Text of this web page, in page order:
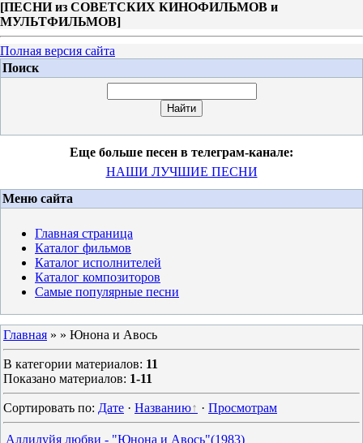
[ПЕСНИ из СОВЕТСКИХ КИНОФИЛЬМОВ и
МУЛЬТФИЛЬМОВ]
Полная версия сайта
Поиск
Еще больше песен в телеграм-канале:
НАШИ ЛУЧШИЕ ПЕСНИ
Меню сайта
Главная страница
Каталог фильмов
Каталог исполнителей
Каталог композиторов
Самые популярные песни
Главная » » Юнона и Авось
В категории материалов: 11
Показано материалов: 1-11
Сортировать по: Дате · Названию · Просмотрам
Аллилуйя любви - "Юнона и Авось"(1983)